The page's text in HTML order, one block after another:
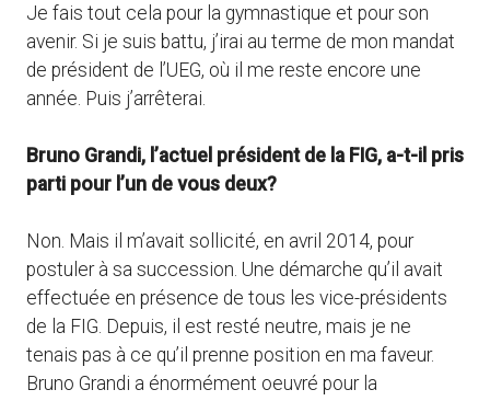
Je fais tout cela pour la gymnastique et pour son
avenir. Si je suis battu, j’irai au terme de mon mandat
de président de l’UEG, où il me reste encore une
année. Puis j’arrêterai.
Bruno Grandi, l’actuel président de la FIG, a-t-il pris
parti pour l’un de vous deux?
Non. Mais il m’avait sollicité, en avril 2014, pour
postuler à sa succession. Une démarche qu’il avait
effectuée en présence de tous les vice-présidents
de la FIG. Depuis, il est resté neutre, mais je ne
tenais pas à ce qu’il prenne position en ma faveur.
Bruno Grandi a énormément oeuvré pour la